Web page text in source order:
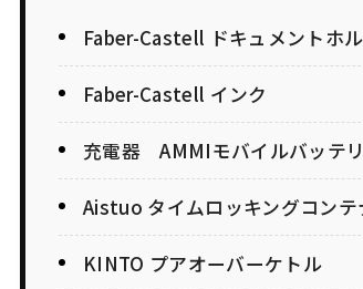
Faber-Castell ドキュメントホ
Faber-Castell インク
充電器 AMMIモバイルバッテ
Aistuo タイムロッキングコンテ
KINTO プアオーバーケトル